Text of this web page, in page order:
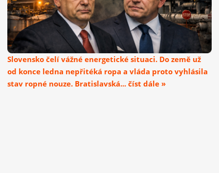
Slovensko čelí vážné energetické situaci. Do země už
od konce ledna nepřitéká ropa a vláda proto vyhlásila
stav ropné nouze. Bratislavská... číst dále »